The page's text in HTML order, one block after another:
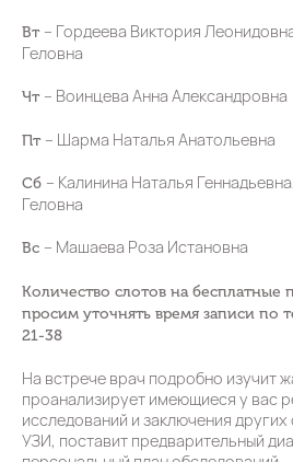
Вт – Гордеева Виктория
Геловна
Чт – Воинцева Анна Александровна
Пт – Шарма Наталья Анатольевна
Сб – Калинина Наталья
Геловна
Вс – Машаева Роза Истановна
Количество слотов на бесплатные
просим уточнять время записи по
21-38
На встрече врач подробно изучит
проанализирует имеющиеся у вас
исследований и заключения
УЗИ, поставит предварительный